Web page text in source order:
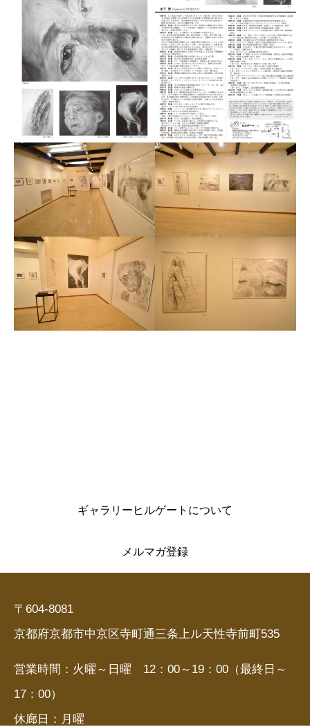
ギャラリーヒルゲートについて
メルマガ登録
〒604-8081
京都府京都市中京区寺町通三条上ル天性寺前町535
営業時間：火曜～日曜 12：00～19：00（最終日～
17：00）
休廊日：月曜